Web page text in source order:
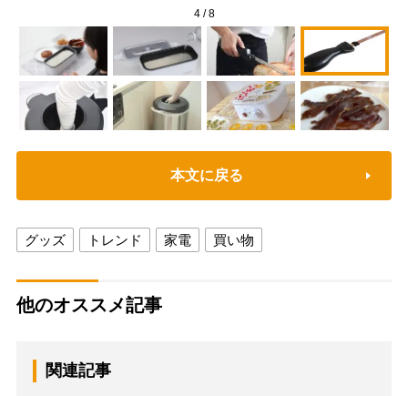
4/8
本文に戻る
グッズ トレンド 家電 買い物
他のオススメ記事
関連記事